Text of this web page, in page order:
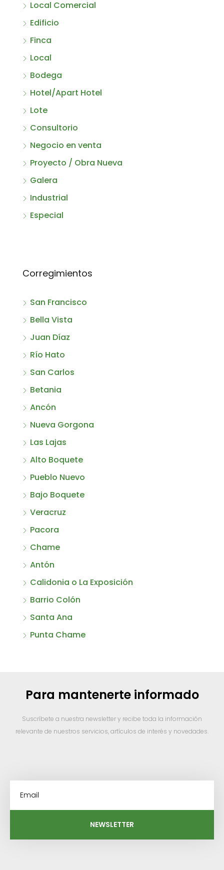
Local Comercial
Edificio
Finca
Local
Bodega
Hotel/Apart Hotel
Lote
Consultorio
Negocio en venta
Proyecto / Obra Nueva
Galera
Industrial
Especial
Corregimientos
San Francisco
Bella Vista
Juan Díaz
Río Hato
San Carlos
Betania
Ancón
Nueva Gorgona
Las Lajas
Alto Boquete
Pueblo Nuevo
Bajo Boquete
Veracruz
Pacora
Chame
Antón
Calidonia o La Exposición
Barrio Colón
Santa Ana
Punta Chame
Para mantenerte informado
Suscríbete a nuestra newsletter y recibe toda la información
relevante de nuestros servicios, artículos de interés y novedades.
NEWSLETTER